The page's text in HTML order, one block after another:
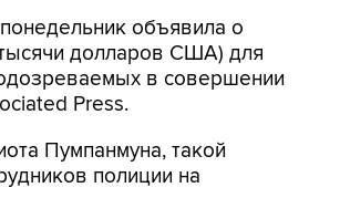
объявила о
долларов США) для
в совершении
Press.
Пумпанмуна, такой
полиции на